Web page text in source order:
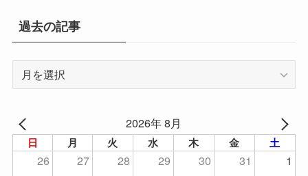
過去の記事
記
事
2026年 8月
日 月 火 水 木 金 土
26 27 28 29 30 31
1